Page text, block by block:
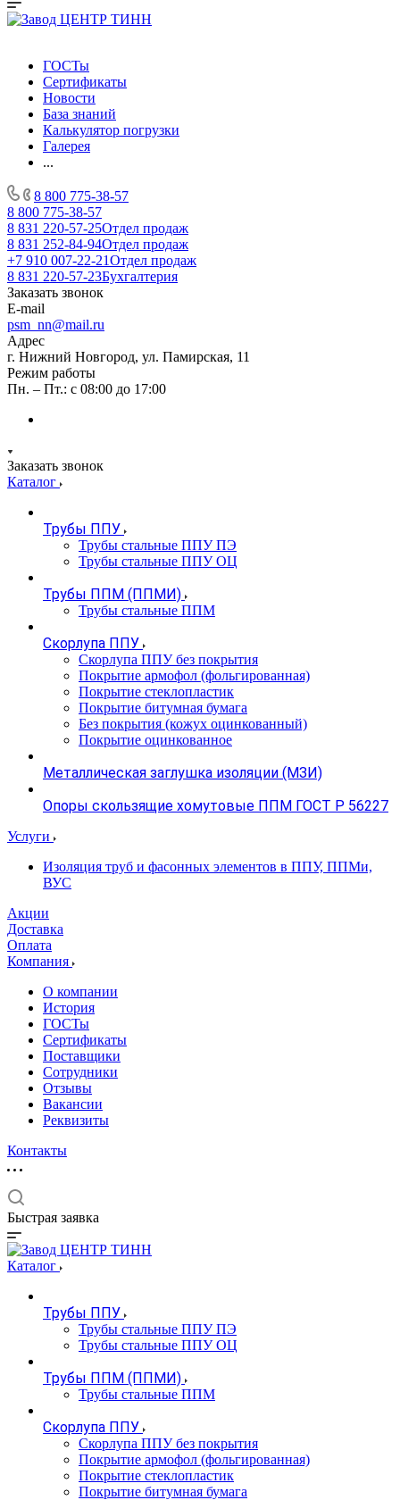
ГОСТы
Сертификаты
Новости
База знаний
Калькулятор погрузки
Галерея
...
8 800 775-38-57
8 800 775-38-57
8 831 220-57-25Отдел продаж
8 831 252-84-94Отдел продаж
+7 910 007-22-21Отдел продаж
8 831 220-57-23Бухгалтерия
Заказать звонок
E-mail
psm_nn@mail.ru
Адрес
г. Нижний Новгород, ул. Памирская, 11
Режим работы
Пн. – Пт.: с 08:00 до 17:00
Заказать звонок
Каталог
Трубы ППУ
Трубы стальные ППУ ПЭ
Трубы стальные ППУ ОЦ
Трубы ППМ (ППМИ)
Трубы стальные ППМ
Скорлупа ППУ
Скорлупа ППУ без покрытия
Покрытие армофол (фольгированная)
Покрытие стеклопластик
Покрытие битумная бумага
Без покрытия (кожух оцинкованный)
Покрытие оцинкованное
Металлическая заглушка изоляции (МЗИ)
Опоры скользящие хомутовые ППМ ГОСТ Р 56227
Услуги
Изоляция труб и фасонных элементов в ППУ, ППМи,
ВУС
Акции
Доставка
Оплата
Компания
О компании
История
ГОСТы
Сертификаты
Поставщики
Сотрудники
Отзывы
Вакансии
Реквизиты
Контакты
Быстрая заявка
Каталог
Трубы ППУ
Трубы стальные ППУ ПЭ
Трубы стальные ППУ ОЦ
Трубы ППМ (ППМИ)
Трубы стальные ППМ
Скорлупа ППУ
Скорлупа ППУ без покрытия
Покрытие армофол (фольгированная)
Покрытие стеклопластик
Покрытие битумная бумага